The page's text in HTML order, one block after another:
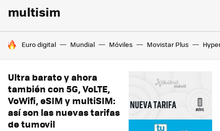
multisim
HOY SE HABLA DE
Euro digital Mundial Móviles Movistar Plus
Ultra barato y ahora
también con 5G, VoLTE,
VoWifi, eSIM y multiSIM:
así son las nuevas tarifas
de tumovil